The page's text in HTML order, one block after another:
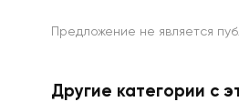
Предложение не является
Другие категории с